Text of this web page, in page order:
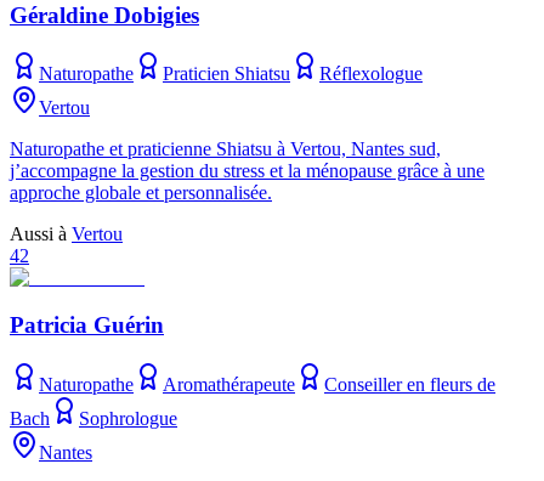
Géraldine Dobigies
Naturopathe Praticien Shiatsu
Réflexologue
Vertou
Naturopathe et praticienne Shiatsu à Vertou, Nantes sud,
j’accompagne la gestion du stress et la ménopause grâce à une
approche globale et personnalisée.
Aussi à Vertou
42
Patricia Guérin
Naturopathe Aromathérapeute
Conseiller en fleurs de
Bach
Sophrologue
Nantes